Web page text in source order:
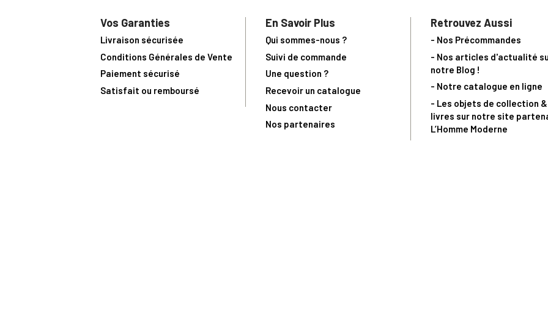
Vos Garanties
Livraison sécurisée
Conditions Générales de Vente
Paiement sécurisé
Satisfait ou remboursé
En Savoir Plus
Qui sommes-nous ?
Suivi de commande
Une question ?
Recevoir un catalogue
Nous contacter
Nos partenaires
Retrouvez Aussi
- Nos Précommandes
- Nos articles d'actualité
notre Blog !
- Notre catalogue en ligne
- Les objets de collection
livres sur notre site
L’Homme Moderne